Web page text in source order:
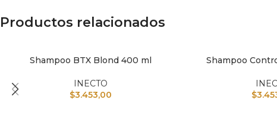
Productos relacionados
AÑADIR AL CARRITO
Shampoo BTX Blond 400 ml
INECTO
$3.453,00
AÑADIR AL CARRITO
Shampoo
$